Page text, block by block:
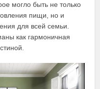
могло быть не только
пищи, но и
для всей семьи.
как гармоничная